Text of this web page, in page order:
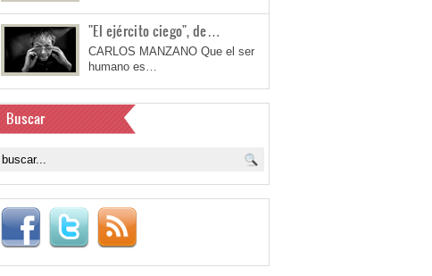
"El ejército ciego", de…
CARLOS MANZANO Que el ser
humano es…
Buscar